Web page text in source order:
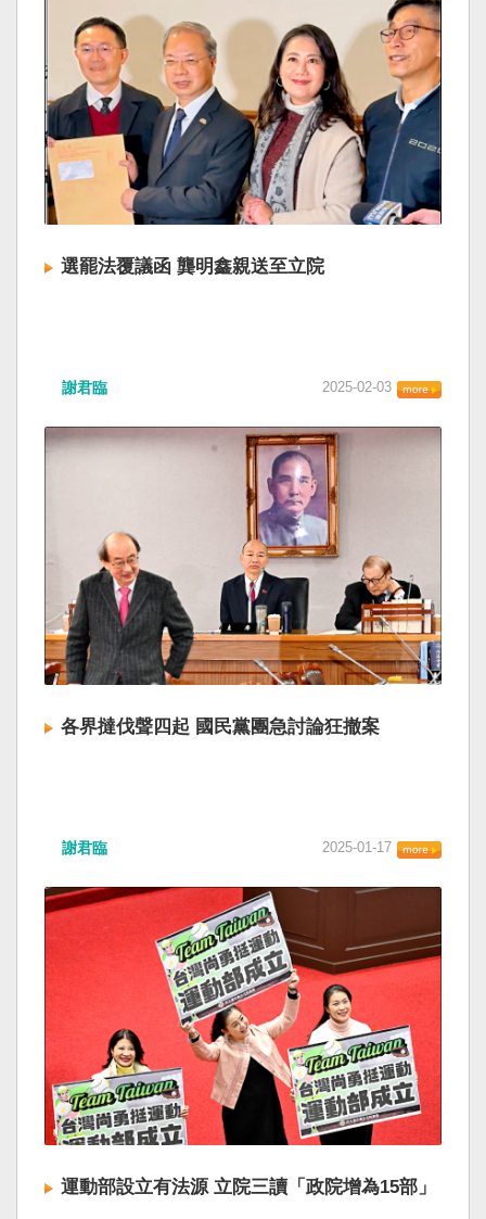
選罷法覆議函 龔明鑫親送至立院
謝君臨 2025-02-03
各界撻伐聲四起 國民黨團急討論狂撤案
謝君臨 2025-01-17
運動部設立有法源 立院三讀「政院增為15部」